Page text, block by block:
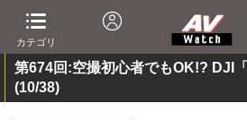
カテゴリ
第674回:空撮初心者でもOK!? DJI
(10/38)